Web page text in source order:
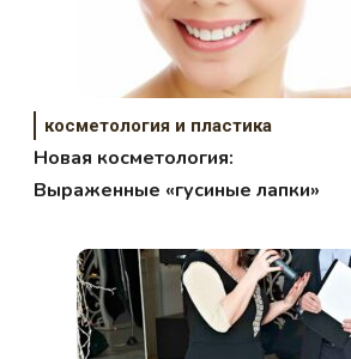
косметология и пластика
Новая косметология:
Выраженные «гусиные лапки»